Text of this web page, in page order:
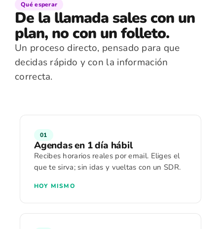
Qué esperar
De la llamada sales con un
plan, no con un folleto.
Un proceso directo, pensado para que
decidas rápido y con la información
correcta.
01
Agendas en 1 día hábil
Recibes horarios reales por email. Eliges el
que te sirva; sin idas y vueltas con un SDR.
HOY MISMO